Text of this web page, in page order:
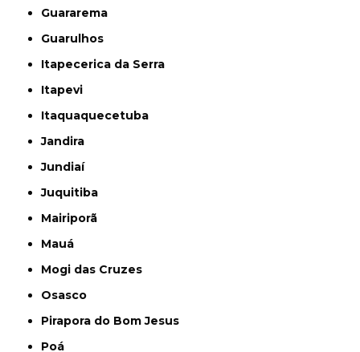
Guararema
Guarulhos
Itapecerica da Serra
Itapevi
Itaquaquecetuba
Jandira
Jundiaí
Juquitiba
Mairiporã
Mauá
Mogi das Cruzes
Osasco
Pirapora do Bom Jesus
Poá